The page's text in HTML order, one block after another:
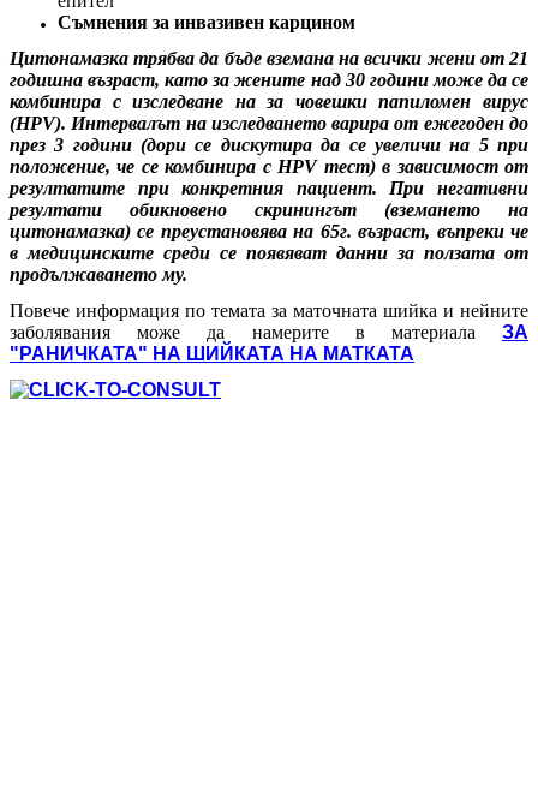
Съмнения за инвазивен карцином
Цитонамазка трябва да бъде вземана на всички жени от 21
годишна възраст, като за жените над 30 години може да се
комбинира с изследване на за човешки папиломен вирус
(HPV). Интервалът на изследването варира от ежегоден до
през 3 години (дори се дискутира да се увеличи на 5 при
положение, че се комбинира с HPV тест) в зависимост от
резултатите при конкретния пациент. При негативни
резултати обикновено скринингът (вземането на
цитонамазка) се преустановява на 65г. възраст, въпреки че
в медицинските среди се появяват данни за ползата от
продължаването му.
Повече информация по темата за маточната шийка и нейните
заболявания може да намерите в материала ЗА
"РАНИЧКАТА" НА ШИЙКАТА НА МАТКАТА